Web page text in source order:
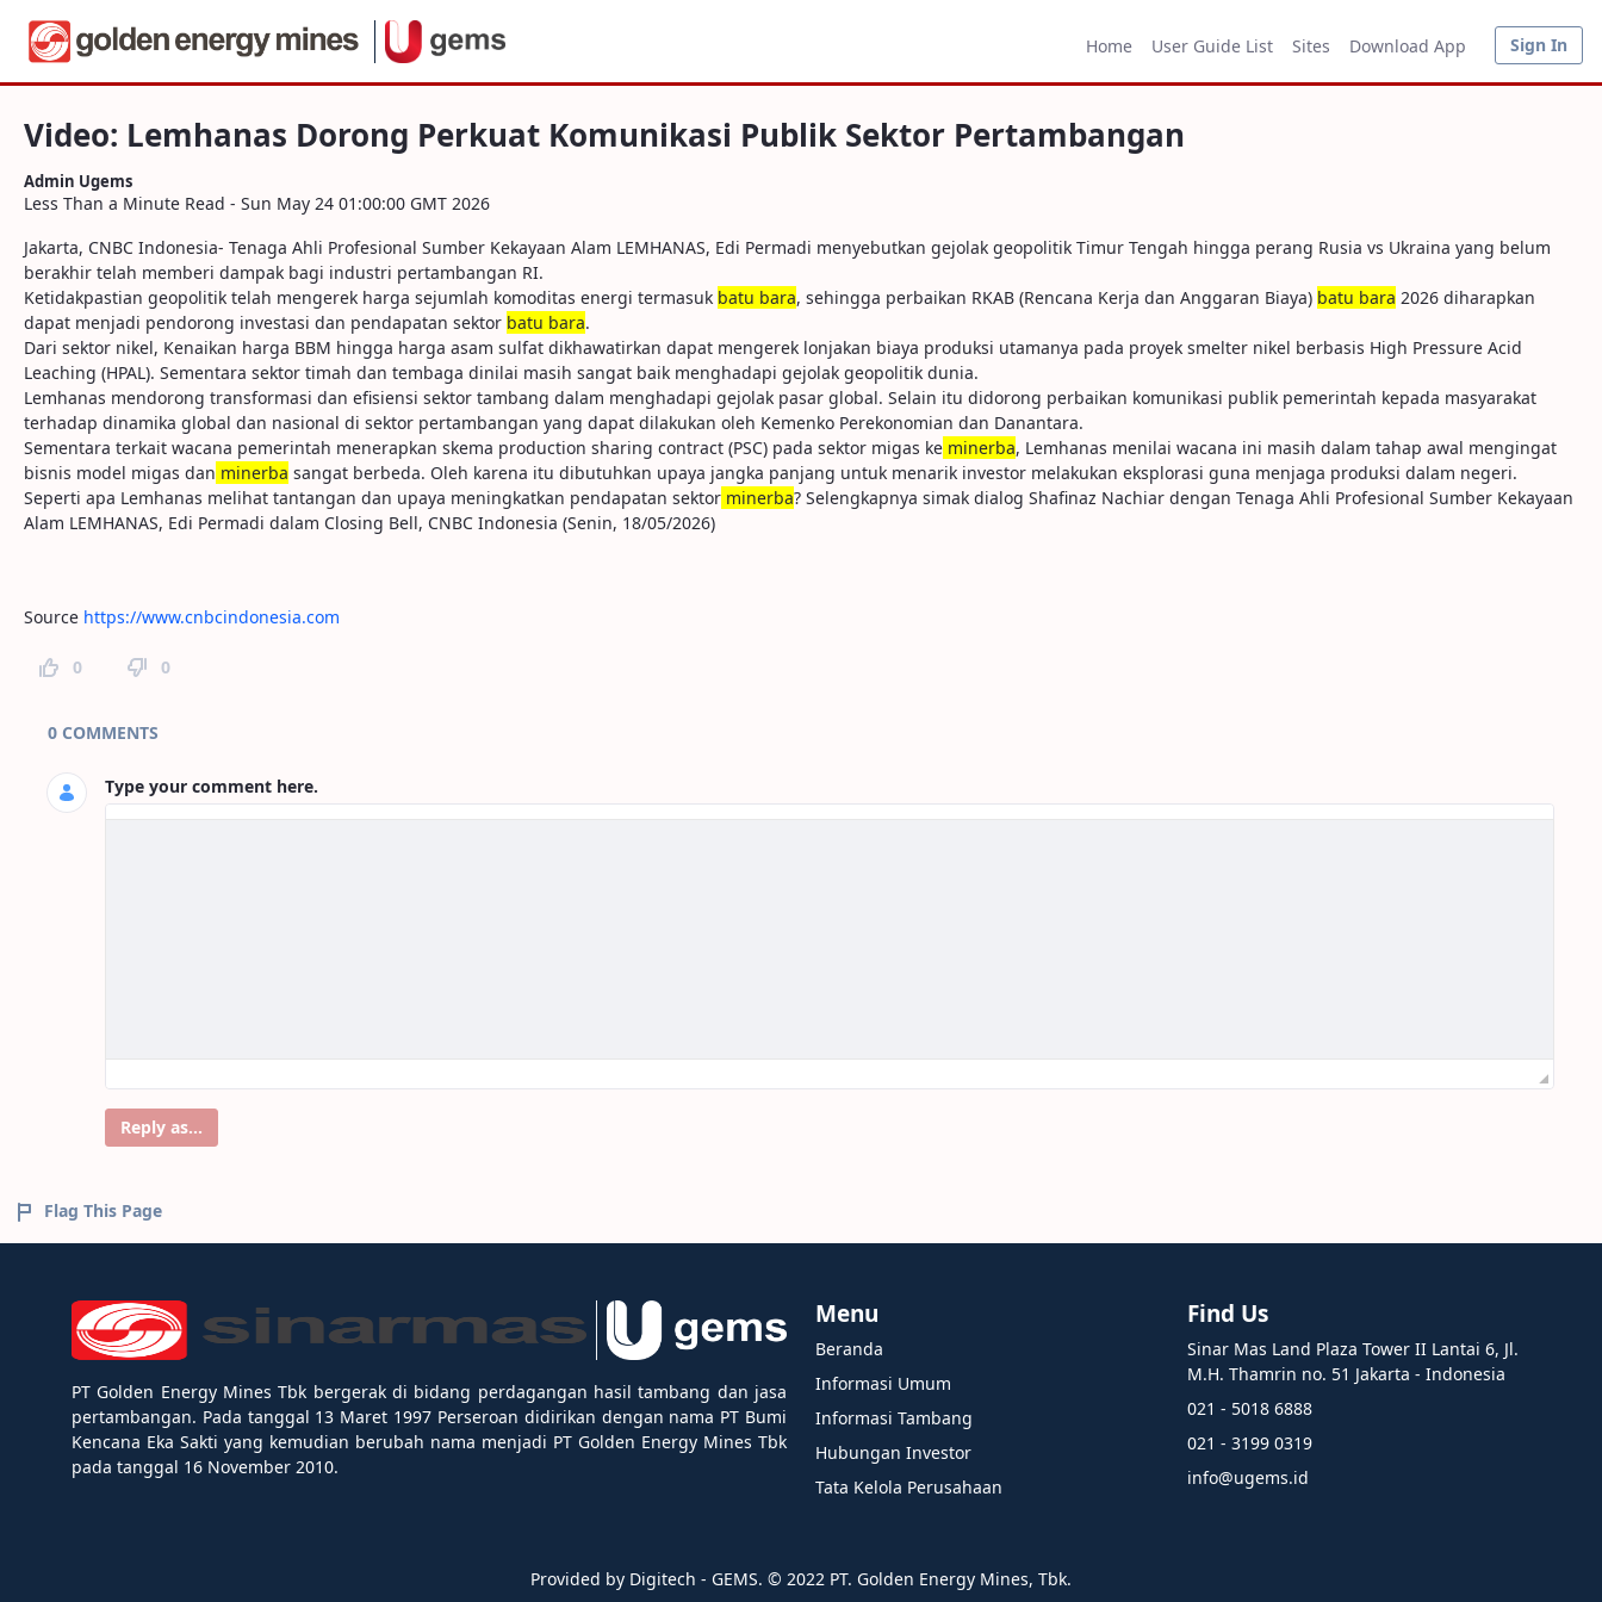
Navigation
Skip to Content
Video: Lemhanas Dorong Perkuat Komunikasi Publik Sektor Pertambangan
Home User Guide List Sites Download App Sign In
Video: Lemhanas Dorong Perkuat Komunikasi Publik Sektor Pertambangan
Admin Ugems
Less Than a Minute Read - Sun May 24 01:00:00 GMT 2026
Jakarta, CNBC Indonesia- Tenaga Ahli Profesional Sumber Kekayaan Alam LEMHANAS, Edi Permadi menyebutkan gejolak geopolitik Timur Tengah hingga perang Rusia vs Ukraina yang belum
berakhir telah memberi dampak bagi industri pertambangan RI.
Ketidakpastian geopolitik telah mengerek harga sejumlah komoditas energi termasuk batu bara, sehingga perbaikan RKAB (Rencana Kerja dan Anggaran Biaya) batu bara 2026 diharapkan
dapat menjadi pendorong investasi dan pendapatan sektor batu bara.
Dari sektor nikel, Kenaikan harga BBM hingga harga asam sulfat dikhawatirkan dapat mengerek lonjakan biaya produksi utamanya pada proyek smelter nikel berbasis High Pressure Acid
Leaching (HPAL). Sementara sektor timah dan tembaga dinilai masih sangat baik menghadapi gejolak geopolitik dunia.
Lemhanas mendorong transformasi dan efisiensi sektor tambang dalam menghadapi gejolak pasar global. Selain itu didorong perbaikan komunikasi publik pemerintah kepada masyarakat
terhadap dinamika global dan nasional di sektor pertambangan yang dapat dilakukan oleh Kemenko Perekonomian dan Danantara.
Sementara terkait wacana pemerintah menerapkan skema production sharing contract (PSC) pada sektor migas ke minerba, Lemhanas menilai wacana ini masih dalam tahap awal mengingat
bisnis model migas dan minerba sangat berbeda. Oleh karena itu dibutuhkan upaya jangka panjang untuk menarik investor melakukan eksplorasi guna menjaga produksi dalam negeri.
Seperti apa Lemhanas melihat tantangan dan upaya meningkatkan pendapatan sektor minerba? Selengkapnya simak dialog Shafinaz Nachiar dengan Tenaga Ahli Profesional Sumber Kekayaan
Alam LEMHANAS, Edi Permadi dalam Closing Bell, CNBC Indonesia (Senin, 18/05/2026)
Source https://www.cnbcindonesia.com
0 0
Page Comments
0 COMMENTS
Type your comment here.
Reply as...
Flag This Page
PT Golden Energy Mines Tbk bergerak di bidang perdagangan hasil tambang dan jasa
pertambangan. Pada tanggal 13 Maret 1997 Perseroan didirikan dengan nama PT Bumi
Kencana Eka Sakti yang kemudian berubah nama menjadi PT Golden Energy Mines Tbk
pada tanggal 16 November 2010.
Menu
Beranda
Informasi Umum
Informasi Tambang
Hubungan Investor
Tata Kelola Perusahaan
Find Us
Sinar Mas Land Plaza Tower II Lantai 6, Jl.
M.H. Thamrin no. 51 Jakarta - Indonesia
021 - 5018 6888
021 - 3199 0319
info@ugems.id
Provided by Digitech - GEMS. ©️ 2022 PT. Golden Energy Mines, Tbk.